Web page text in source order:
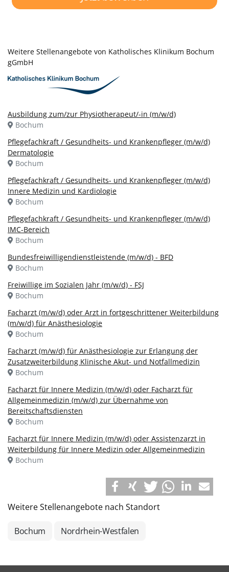
Weitere Stellenangebote von Katholisches Klinikum Bochum
gGmbH
Ausbildung zum/zur Physiotherapeut/-in (m/w/d)
Bochum
Pflegefachkraft / Gesundheits- und Krankenpfleger (m/w/d)
Dermatologie
Bochum
Pflegefachkraft / Gesundheits- und Krankenpfleger (m/w/d)
Innere Medizin und Kardiologie
Bochum
Pflegefachkraft / Gesundheits- und Krankenpfleger (m/w/d)
IMC-Bereich
Bochum
Bundesfreiwilligendienstleistende (m/w/d) - BFD
Bochum
Freiwillige im Sozialen Jahr (m/w/d) - FSJ
Bochum
Facharzt (m/w/d) oder Arzt in fortgeschrittener Weiterbildung
(m/w/d) für Anästhesiologie
Bochum
Facharzt (m/w/d) für Anästhesiologie zur Erlangung der
Zusatzweiterbildung Klinische Akut- und Notfallmedizin
Bochum
Facharzt für Innere Medizin (m/w/d) oder Facharzt für
Allgemeinmedizin (m/w/d) zur Übernahme von
Bereitschaftsdiensten
Bochum
Facharzt für Innere Medizin (m/w/d) oder Assistenzarzt in
Weiterbildung für Innere Medizin oder Allgemeinmedizin
Bochum
Weitere Stellenangebote nach Standort
Bochum Nordrhein-Westfalen